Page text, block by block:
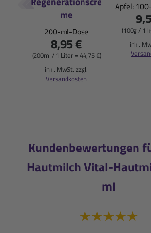
me
200-ml-Dose
8,95 €
(200ml / 1 Liter = 44,75 €)
inkl. MwSt. zzgl.
Versandkosten
Apfel:
(100g / 1
inkl.
Kundenbewertungen
Hautmilch Vital-
ml